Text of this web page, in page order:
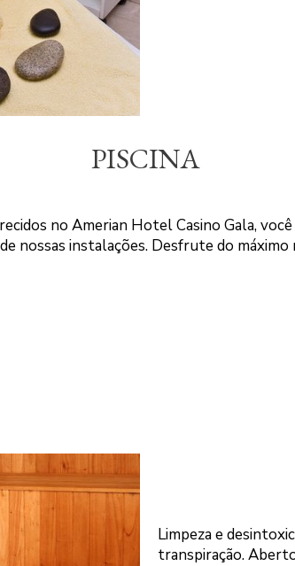
PISCINA
no Amerian Hotel Casino Gala,
nossas instalações. Desfrute do
Limpeza e
transpiração.